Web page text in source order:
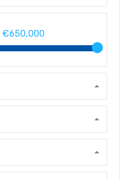
€650,000